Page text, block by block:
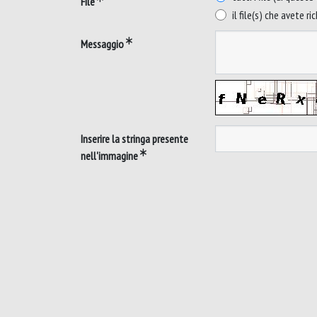
il file(s) che avete
Messaggio
Inserire la stringa presente
nell'immagine